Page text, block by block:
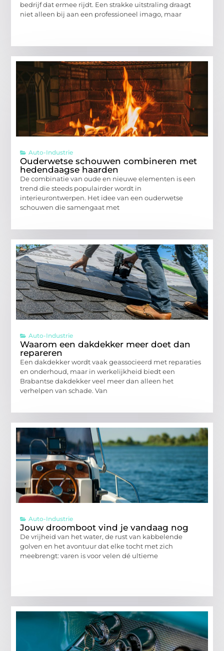
bedrijf dat ermee rijdt. Een strakke uitstraling draagt
niet alleen bij aan een professioneel imago, maar
Auto-Industrie
Ouderwetse schouwen combineren met
hedendaagse haarden
De combinatie van oude en nieuwe elementen is een
trend die steeds populairder wordt in
interieurontwerpen. Het idee van een ouderwetse
schouwen die samengaat met
Auto-Industrie
Waarom een dakdekker meer doet dan
repareren
Een dakdekker wordt vaak geassocieerd met reparaties
en onderhoud, maar in werkelijkheid biedt een
Brabantse dakdekker veel meer dan alleen het
verhelpen van schade. Van
Auto-Industrie
Jouw droomboot vind je vandaag nog
De vrijheid van het water, de rust van kabbelende
golven en het avontuur dat elke tocht met zich
meebrengt: varen is voor velen dé ultieme